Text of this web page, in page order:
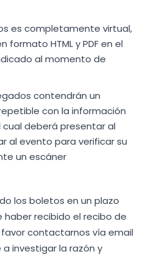
es completamente virtual,
formato HTML y PDF en el
al momento de
contendrán un
con la información
deberá presentar al
al evento para verificar su
un escáner
los boletos en un plazo
haber recibido el recibo de
contactarnos vía email
investigar la razón y